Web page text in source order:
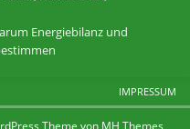
Energiebilanz und
IMPRESSUM